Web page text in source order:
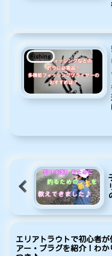
Fishing
エリアトラウトで初心者が
アー・プラグを紹介！わか